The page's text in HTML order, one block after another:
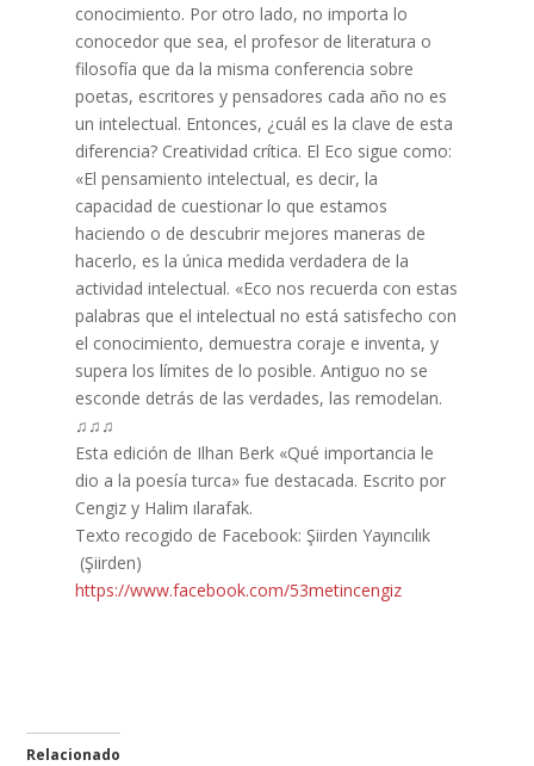
conocimiento. Por otro lado, no importa lo
conocedor que sea, el profesor de literatura o
filosofía que da la misma conferencia sobre
poetas, escritores y pensadores cada año no es
un intelectual. Entonces, ¿cuál es la clave de esta
diferencia? Creatividad crítica. El Eco sigue como:
«El pensamiento intelectual, es decir, la
capacidad de cuestionar lo que estamos
haciendo o de descubrir mejores maneras de
hacerlo, es la única medida verdadera de la
actividad intelectual. «Eco nos recuerda con estas
palabras que el intelectual no está satisfecho con
el conocimiento, demuestra coraje e inventa, y
supera los límites de lo posible. Antiguo no se
esconde detrás de las verdades, las remodelan.
♫♫♫
Esta edición de Ilhan Berk «Qué importancia le
dio a la poesía turca» fue destacada. Escrito por
Cengiz y Halim ılarafak.
Texto recogido de Facebook: Şiirden Yayıncılık
(Şiirden)
https://www.facebook.com/53metincengiz
Relacionado